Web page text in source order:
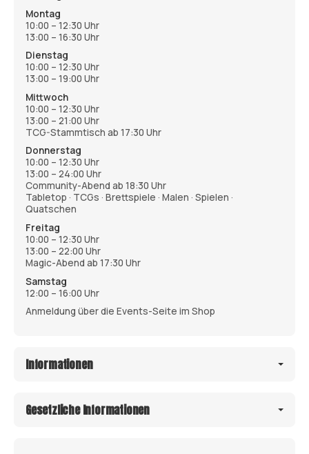
Montag
10:00 – 12:30 Uhr
13:00 – 16:30 Uhr
Dienstag
10:00 – 12:30 Uhr
13:00 – 19:00 Uhr
Mittwoch
10:00 – 12:30 Uhr
13:00 – 21:00 Uhr
TCG-Stammtisch ab 17:30 Uhr
Donnerstag
10:00 – 12:30 Uhr
13:00 – 24:00 Uhr
Community-Abend ab 18:30 Uhr
Tabletop · TCGs · Brettspiele · Malen · Spielen ·
Quatschen
Freitag
10:00 – 12:30 Uhr
13:00 – 22:00 Uhr
Magic-Abend ab 17:30 Uhr
Samstag
12:00 – 16:00 Uhr
Anmeldung über die Events-Seite im Shop
Informationen
Gesetzliche Informationen